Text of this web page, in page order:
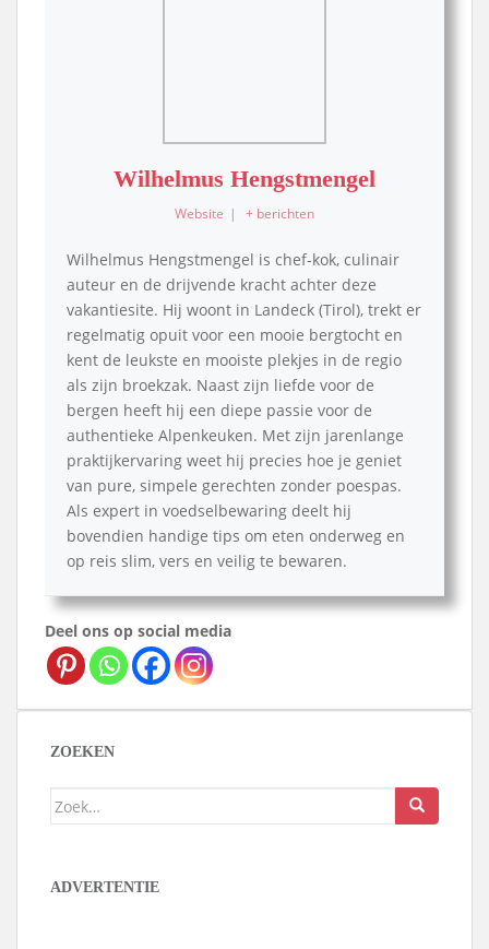
Wilhelmus Hengstmengel
Website | + berichten
Wilhelmus Hengstmengel is chef-kok, culinair
auteur en de drijvende kracht achter deze
vakantiesite. Hij woont in Landeck (Tirol), trekt er
regelmatig opuit voor een mooie bergtocht en
kent de leukste en mooiste plekjes in de regio
als zijn broekzak. Naast zijn liefde voor de
bergen heeft hij een diepe passie voor de
authentieke Alpenkeuken. Met zijn jarenlange
praktijkervaring weet hij precies hoe je geniet
van pure, simpele gerechten zonder poespas.
Als expert in voedselbewaring deelt hij
bovendien handige tips om eten onderweg en
op reis slim, vers en veilig te bewaren.
Deel ons op social media
ZOEKEN
Zoek
ADVERTENTIE